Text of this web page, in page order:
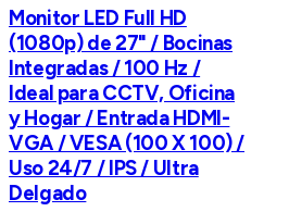
Monitor LED Full HD
(1080p) de 27" / Bocinas
Integradas / 100 Hz /
Ideal para CCTV, Oficina
y Hogar / Entrada HDMI-
VGA / VESA (100 X 100) /
Uso 24/7 / IPS / Ultra
Delgado